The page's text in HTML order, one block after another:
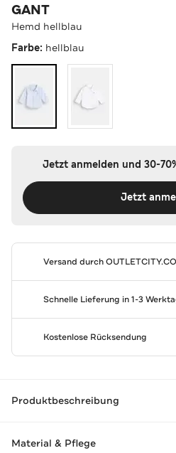
GANT
Hemd hellblau
Farbe: hellblau
Jetzt anmelden und 30-
Jetzt
Versand durch
Schnelle Lieferung in 1-3
Kostenlose Rücksendung
Produktbeschreibung
Material & Pflege